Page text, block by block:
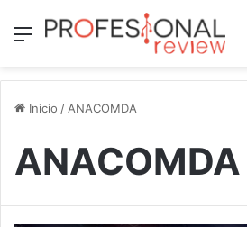
Menú
Inicio /ANACOMDA
ANACOMDA